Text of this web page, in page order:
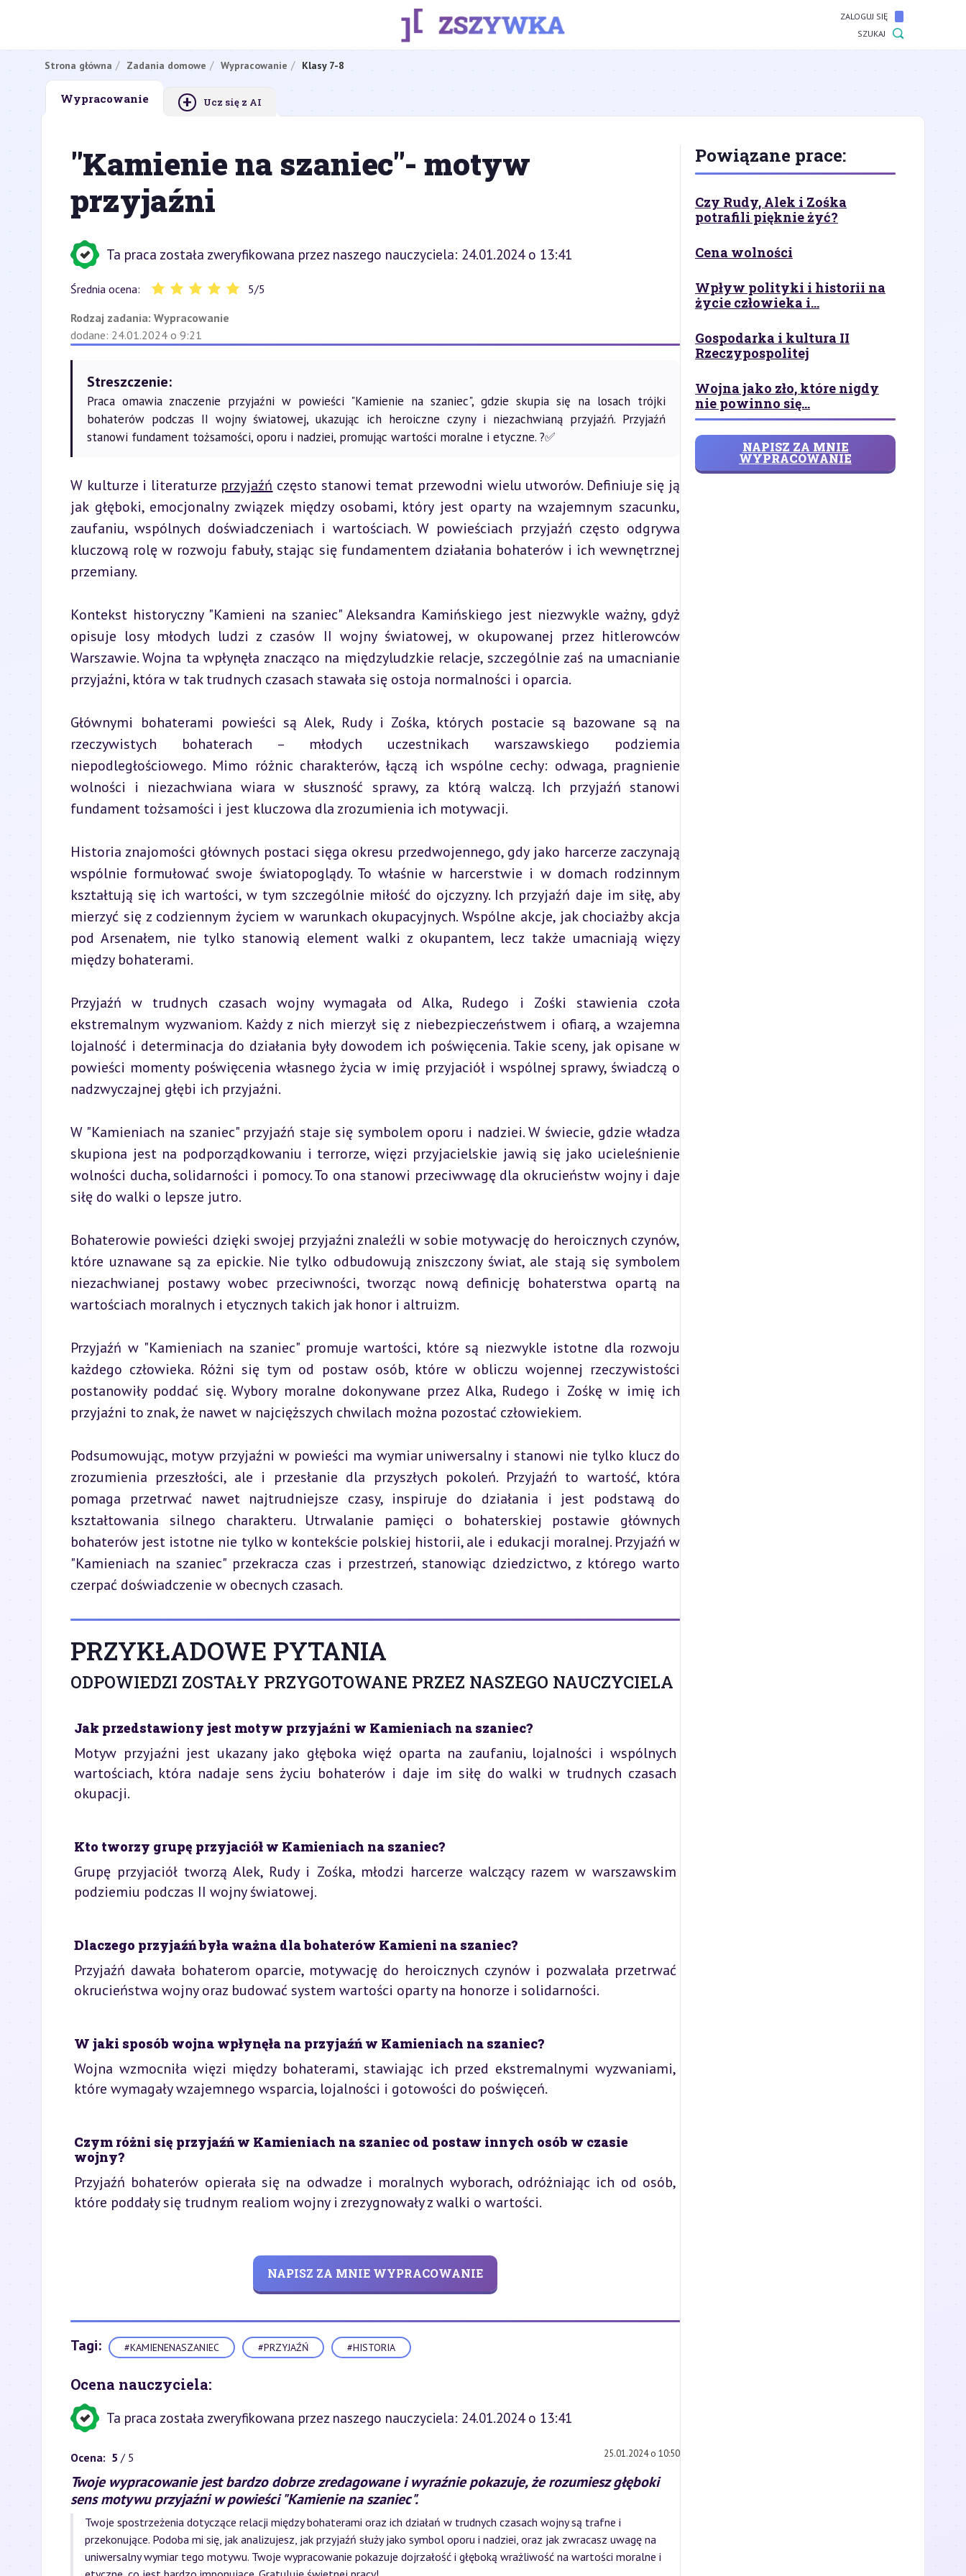
ZALOGUJ SIĘ
SZUKAJ
Strona główna Zadania domowe Wypracowanie Klasy 7-8
Wypracowanie + Ucz się z AI
"Kamienie na szaniec"- motyw
przyjaźni
Ta praca została zweryfikowana przez naszego nauczyciela: 24.01.2024 o 13:41
Średnia ocena: 5/5
Rodzaj zadania: Wypracowanie
dodane: 24.01.2024 o 9:21
Streszczenie:
Praca omawia znaczenie przyjaźni w powieści "Kamienie na szaniec", gdzie skupia się na losach trójki
bohaterów podczas II wojny światowej, ukazując ich heroiczne czyny i niezachwianą przyjaźń. Przyjaźń
stanowi fundament tożsamości, oporu i nadziei, promując wartości moralne i etyczne. ?✅
W kulturze i literaturze przyjaźń często stanowi temat przewodni wielu utworów. Definiuje się ją
jak głęboki, emocjonalny związek między osobami, który jest oparty na wzajemnym szacunku,
zaufaniu, wspólnych doświadczeniach i wartościach. W powieściach przyjaźń często odgrywa
kluczową rolę w rozwoju fabuły, stając się fundamentem działania bohaterów i ich wewnętrznej
przemiany.
Kontekst historyczny "Kamieni na szaniec" Aleksandra Kamińskiego jest niezwykle ważny, gdyż
opisuje losy młodych ludzi z czasów II wojny światowej, w okupowanej przez hitlerowców
Warszawie. Wojna ta wpłynęła znacząco na międzyludzkie relacje, szczególnie zaś na umacnianie
przyjaźni, która w tak trudnych czasach stawała się ostoja normalności i oparcia.
Głównymi bohaterami powieści są Alek, Rudy i Zośka, których postacie są bazowane są na
rzeczywistych bohaterach – młodych uczestnikach warszawskiego podziemia
niepodległościowego. Mimo różnic charakterów, łączą ich wspólne cechy: odwaga, pragnienie
wolności i niezachwiana wiara w słuszność sprawy, za którą walczą. Ich przyjaźń stanowi
fundament tożsamości i jest kluczowa dla zrozumienia ich motywacji.
Historia znajomości głównych postaci sięga okresu przedwojennego, gdy jako harcerze zaczynają
wspólnie formułować swoje światopoglądy. To właśnie w harcerstwie i w domach rodzinnym
kształtują się ich wartości, w tym szczególnie miłość do ojczyzny. Ich przyjaźń daje im siłę, aby
mierzyć się z codziennym życiem w warunkach okupacyjnych. Wspólne akcje, jak chociażby akcja
pod Arsenałem, nie tylko stanowią element walki z okupantem, lecz także umacniają więzy
między bohaterami.
Przyjaźń w trudnych czasach wojny wymagała od Alka, Rudego i Zośki stawienia czoła
ekstremalnym wyzwaniom. Każdy z nich mierzył się z niebezpieczeństwem i ofiarą, a wzajemna
lojalność i determinacja do działania były dowodem ich poświęcenia. Takie sceny, jak opisane w
powieści momenty poświęcenia własnego życia w imię przyjaciół i wspólnej sprawy, świadczą o
nadzwyczajnej głębi ich przyjaźni.
W "Kamieniach na szaniec" przyjaźń staje się symbolem oporu i nadziei. W świecie, gdzie władza
skupiona jest na podporządkowaniu i terrorze, więzi przyjacielskie jawią się jako ucieleśnienie
wolności ducha, solidarności i pomocy. To ona stanowi przeciwwagę dla okrucieństw wojny i daje
siłę do walki o lepsze jutro.
Bohaterowie powieści dzięki swojej przyjaźni znaleźli w sobie motywację do heroicznych czynów,
które uznawane są za epickie. Nie tylko odbudowują zniszczony świat, ale stają się symbolem
niezachwianej postawy wobec przeciwności, tworząc nową definicję bohaterstwa opartą na
wartościach moralnych i etycznych takich jak honor i altruizm.
Przyjaźń w "Kamieniach na szaniec" promuje wartości, które są niezwykle istotne dla rozwoju
każdego człowieka. Różni się tym od postaw osób, które w obliczu wojennej rzeczywistości
postanowiły poddać się. Wybory moralne dokonywane przez Alka, Rudego i Zośkę w imię ich
przyjaźni to znak, że nawet w najcięższych chwilach można pozostać człowiekiem.
Podsumowując, motyw przyjaźni w powieści ma wymiar uniwersalny i stanowi nie tylko klucz do
zrozumienia przeszłości, ale i przesłanie dla przyszłych pokoleń. Przyjaźń to wartość, która
pomaga przetrwać nawet najtrudniejsze czasy, inspiruje do działania i jest podstawą do
kształtowania silnego charakteru. Utrwalanie pamięci o bohaterskiej postawie głównych
bohaterów jest istotne nie tylko w kontekście polskiej historii, ale i edukacji moralnej. Przyjaźń w
"Kamieniach na szaniec" przekracza czas i przestrzeń, stanowiąc dziedzictwo, z którego warto
czerpać doświadczenie w obecnych czasach.
PRZYKŁADOWE PYTANIA
ODPOWIEDZI ZOSTAŁY PRZYGOTOWANE PRZEZ NASZEGO NAUCZYCIELA
Jak przedstawiony jest motyw przyjaźni w Kamieniach na szaniec?
Motyw przyjaźni jest ukazany jako głęboka więź oparta na zaufaniu, lojalności i wspólnych
wartościach, która nadaje sens życiu bohaterów i daje im siłę do walki w trudnych czasach
okupacji.
Kto tworzy grupę przyjaciół w Kamieniach na szaniec?
Grupę przyjaciół tworzą Alek, Rudy i Zośka, młodzi harcerze walczący razem w warszawskim
podziemiu podczas II wojny światowej.
Dlaczego przyjaźń była ważna dla bohaterów Kamieni na szaniec?
Przyjaźń dawała bohaterom oparcie, motywację do heroicznych czynów i pozwalała przetrwać
okrucieństwa wojny oraz budować system wartości oparty na honorze i solidarności.
W jaki sposób wojna wpłynęła na przyjaźń w Kamieniach na szaniec?
Wojna wzmocniła więzi między bohaterami, stawiając ich przed ekstremalnymi wyzwaniami,
które wymagały wzajemnego wsparcia, lojalności i gotowości do poświęceń.
Czym różni się przyjaźń w Kamieniach na szaniec od postaw innych osób w czasie
wojny?
Przyjaźń bohaterów opierała się na odwadze i moralnych wyborach, odróżniając ich od osób,
które poddały się trudnym realiom wojny i zrezygnowały z walki o wartości.
NAPISZ ZA MNIE WYPRACOWANIE
Tagi: #KAMIENENASZANIEC #PRZYJAŹŃ #HISTORIA
Ocena nauczyciela:
Ta praca została zweryfikowana przez naszego nauczyciela: 24.01.2024 o 13:41
Ocena: 5 / 5 25.01.2024 o 10:50
Twoje wypracowanie jest bardzo dobrze zredagowane i wyraźnie pokazuje, że rozumiesz głęboki
sens motywu przyjaźni w powieści "Kamienie na szaniec".
Twoje spostrzeżenia dotyczące relacji między bohaterami oraz ich działań w trudnych czasach wojny są trafne i
przekonujące. Podoba mi się, jak analizujesz, jak przyjaźń służy jako symbol oporu i nadziei, oraz jak zwracasz uwagę na
uniwersalny wymiar tego motywu. Twoje wypracowanie pokazuje dojrzałość i głęboką wrażliwość na wartości moralne i
Powiązane prace:
Czy Rudy, Alek i Zośka
potrafili pięknie żyć?
Cena wolności
Wpływ polityki i historii na
życie człowieka i...
Gospodarka i kultura II
Rzeczypospolitej
Wojna jako zło, które nigdy
nie powinno się...
NAPISZ ZA MNIE
WYPRACOWANIE